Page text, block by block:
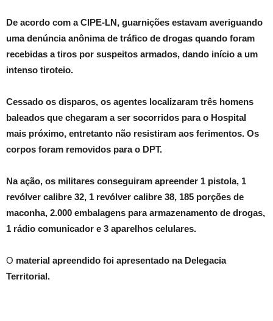
De acordo com a CIPE-LN, guarnições estavam averiguando
uma denúncia anônima de tráfico de drogas quando foram
recebidas a tiros por suspeitos armados, dando início a um
intenso tiroteio.
Cessado os disparos, os agentes localizaram três homens
baleados que chegaram a ser socorridos para o Hospital
mais próximo, entretanto não resistiram aos ferimentos. Os
corpos foram removidos para o DPT.
Na ação, os militares conseguiram apreender 1 pistola, 1
revólver calibre 32, 1 revólver calibre 38, 185 porções de
maconha, 2.000 embalagens para armazenamento de drogas,
1 rádio comunicador e 3 aparelhos celulares.
O material apreendido foi apresentado na Delegacia
Territorial.